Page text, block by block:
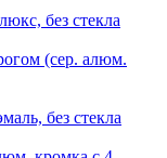
без стекла
(сер. алюм.
без стекла